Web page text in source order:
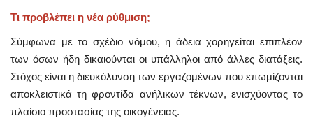
Τι προβλέπει η νέα ρύθμιση;
Σύμφωνα με το σχέδιο νόμου, η άδεια χορηγείται επιπλέον
των όσων ήδη δικαιούνται οι υπάλληλοι από άλλες διατάξεις.
Στόχος είναι η διευκόλυνση των εργαζομένων που επωμίζονται
αποκλειστικά τη φροντίδα ανήλικων τέκνων, ενισχύοντας το
πλαίσιο προστασίας της οικογένειας.